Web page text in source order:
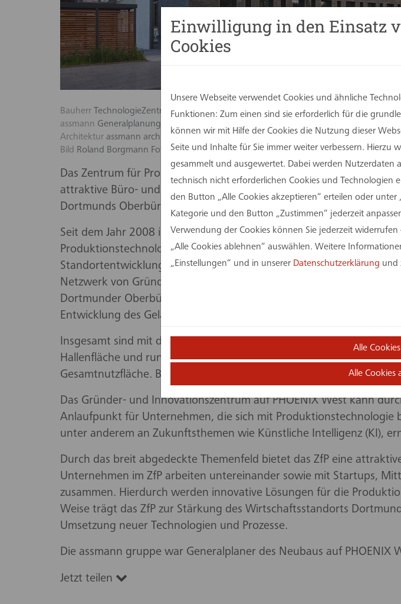
Bauherr
TechnologieZentrumDortmund Management GmbH
assmann Generalplanung
Architektur assmann architekten
Bild Roland Borgmann Fotografie
Das Zentrum für Produktionstechnologie Dortmund (ZfP) auf
attraktive Büro- und Hallenflächen für innovative Unternehmen im
Dortmunds Oberbürgermeister Thomas Westphal ist diese
Seit dem Jahr 2008 ist das ZfP als Kompetenzzentrum des
Produktionstechnologie einer der Innovationskerne des
Standortentwicklung aktiv voran. Es setzt wichtige Impulse im
Netzwerk von Gründerinnen und Gründern, Startups und KMU in
Dortmunder Oberbürgermeister, dass die feierliche Eröffnung des
Entwicklung des Geländes PHOENIX West und des gesamten
Insgesamt sind mit dem dritten Bauabschnitt weitere 4.300 qm
Hallenfläche und rund 2.300 qm Bürofläche. Insgesamt verfügt das
Gesamtnutzfläche. Bis zu 20 Unternehmen können in dem Neubau
Das Gründer- und Innovationszentrum auf PHOENIX West kann
Anlaufpunkt für Unternehmen, die sich mit Produktionstechnologie
unter anderem an Zukunftsthemen wie Künstliche Intelligenz (KI),
Durch das breit abgedeckte Themenfeld bietet das ZfP eine
Unternehmen im ZfP arbeiten untereinander sowie mit Startups,
zusammen. Hierdurch werden innovative Lösungen für die
Weise trägt das ZfP zur Stärkung des Wirtschaftsstandorts
Umsetzung neuer Technologien und Prozesse.
Die assmann gruppe war Generalplaner des Neubaus auf PHOENIX
Jetzt teilen
Einwilligung in den Einsatz
Cookies
Unsere Webseite verwendet Cookies und ähnliche
Funktionen: Zum einen sind sie erforderlich für die
können wir mit Hilfe der Cookies die Nutzung dieser
Seite und Inhalte für Sie immer weiter verbessern. Hierzu
gesammelt und ausgewertet. Dabei werden Nutzerdaten
technisch nicht erforderlichen Cookies und Technologien
den Button „Alle Cookies akzeptieren“ erteilen oder
Kategorie und den Button „Zustimmen“ jederzeit
Verwendung der Cookies können Sie jederzeit
„Alle Cookies ablehnen“ auswählen. Weitere
„Einstellungen“ und in unserer Datenschutzerklärung und
Alle
Alle Cookies